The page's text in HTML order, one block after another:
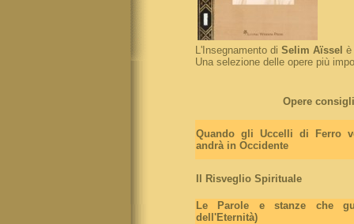
L'Insegnamento di Selim Aïssel è
Una selezione delle opere più
Opere
Quando gli Uccelli di Ferro
andrà in Occidente
Il Risveglio Spirituale
Le Parole e stanze che
dell'Eternità)